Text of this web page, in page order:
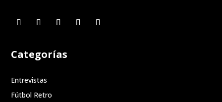
Categorías
Entrevistas
Fútbol Retro